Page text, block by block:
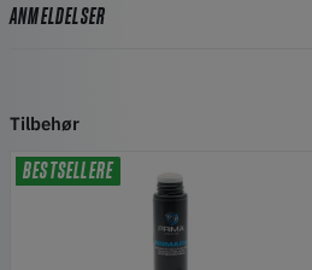
ANMELDELSER
Tilbehør
BESTSELLERE